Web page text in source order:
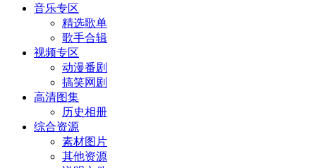
音乐专区
精选歌单
歌手合辑
视频专区
动漫番剧
搞笑网剧
高清图集
历史相册
综合资源
素材图片
其他资源